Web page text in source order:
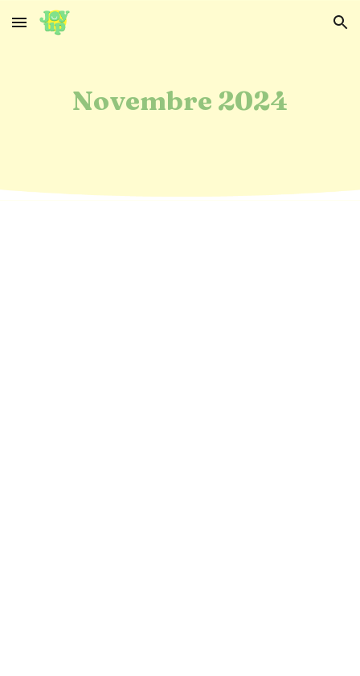
Skip to main content Skip to navigation
Novembre 2024